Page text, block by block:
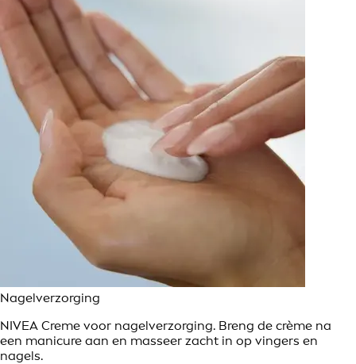
Nagelverzorging
NIVEA Creme voor nagelverzorging. Breng de crème na
een manicure aan en masseer zacht in op vingers en
nagels.